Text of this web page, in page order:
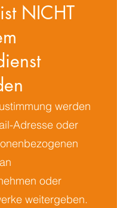
NICHT
werden
Adresse oder
oder
weitergeben.